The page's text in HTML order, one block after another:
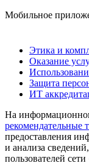
Мобильное
Этика и
Оказание
Защита
ИТ
На
рекомендательные
предоставления
и анализа
пользователей